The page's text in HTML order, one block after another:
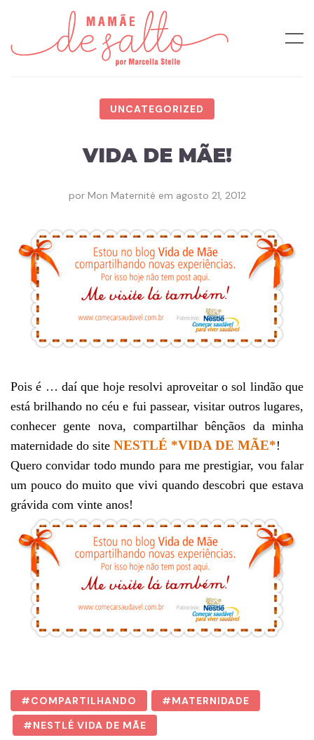
UNCATEGORIZED
VIDA DE MÃE!
por Mon Maternité em agosto 21, 2012
Pois é … daí que hoje resolvi aproveitar o sol lindão que
está brilhando no céu e fui passear, visitar outros lugares,
conhecer gente nova, compartilhar bênçãos da minha
maternidade do site NESTLÉ *VIDA DE MÃE*!
Quero convidar todo mundo para me prestigiar, vou falar
um pouco do muito que vivi quando descobri que estava
grávida com vinte anos!
COMPARTILHANDO
MATERNIDADE
NESTLÉ VIDA DE MÃE